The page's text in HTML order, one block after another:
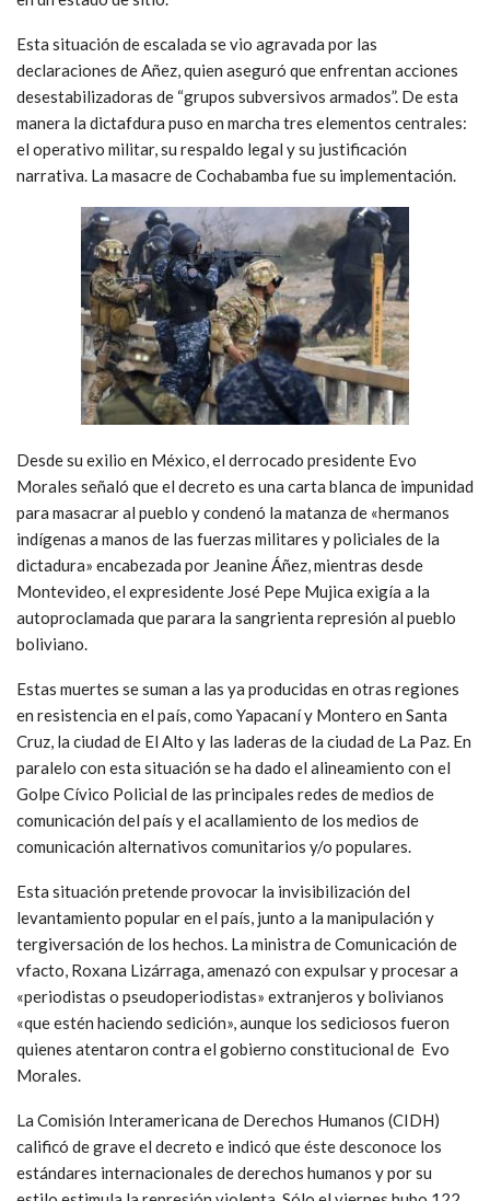
Esta situación de escalada se vio agravada por las
declaraciones de Añez, quien aseguró que enfrentan acciones
desestabilizadoras de “grupos subversivos armados”. De esta
manera la dictafdura puso en marcha tres elementos centrales:
el operativo militar, su respaldo legal y su justificación
narrativa. La masacre de Cochabamba fue su implementación.
Desde su exilio en México, el derrocado presidente Evo
Morales señaló que el decreto es una carta blanca de impunidad
para masacrar al pueblo y condenó la matanza de «hermanos
indígenas a manos de las fuerzas militares y policiales de la
dictadura» encabezada por Jeanine Áñez, mientras desde
Montevideo, el expresidente José Pepe Mujica exigía a la
autoproclamada que parara la sangrienta represión al pueblo
boliviano.
Estas muertes se suman a las ya producidas en otras regiones
en resistencia en el país, como Yapacaní y Montero en Santa
Cruz, la ciudad de El Alto y las laderas de la ciudad de La Paz. En
paralelo con esta situación se ha dado el alineamiento con el
Golpe Cívico Policial de las principales redes de medios de
comunicación del país y el acallamiento de los medios de
comunicación alternativos comunitarios y/o populares.
Esta situación pretende provocar la invisibilización del
levantamiento popular en el país, junto a la manipulación y
tergiversación de los hechos. La ministra de Comunicación de
vfacto, Roxana Lizárraga, amenazó con expulsar y procesar a
«periodistas o pseudoperiodistas» extranjeros y bolivianos
«que estén haciendo sedición», aunque los sediciosos fueron
quienes atentaron contra el gobierno constitucional de Evo
Morales.
La Comisión Interamericana de Derechos Humanos (CIDH)
calificó de grave el decreto e indicó que éste desconoce los
estándares internacionales de derechos humanos y por su